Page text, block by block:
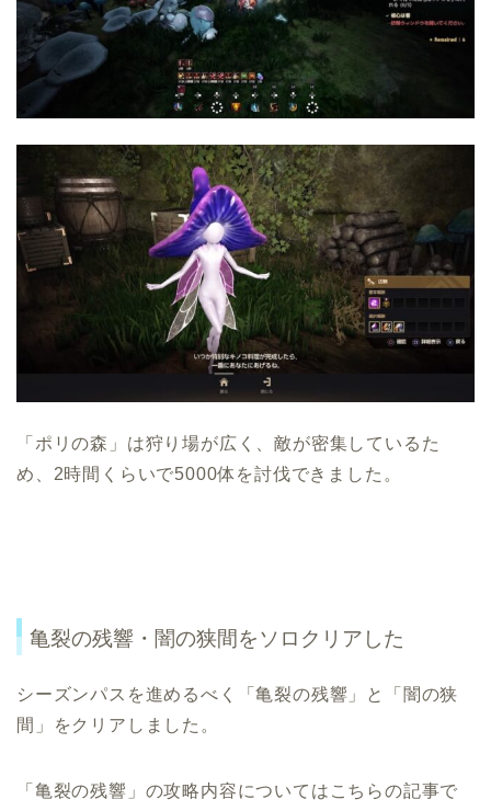
「ポリの森」は狩り場が広く、敵が密集しているた
め、2時間くらいで5000体を討伐できました。
亀裂の残響・闇の狭間をソロクリアした
シーズンパスを進めるべく「亀裂の残響」と「闇の狭
間」をクリアしました。
「亀裂の残響」の攻略内容についてはこちらの記事で